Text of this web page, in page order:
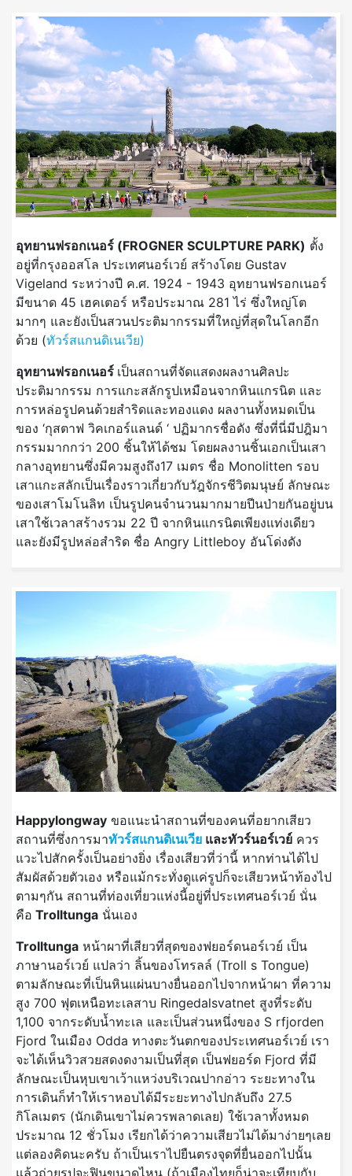
อุทยานฟรอกเนอร์ (FROGNER SCULPTURE PARK) ตั้ง
อยู่ที่กรุงออสโล ประเทศนอร์เวย์ สร้างโดย Gustav
Vigeland ระหว่างปี ค.ศ. 1924 - 1943 อุทยานฟรอกเนอร์
มีขนาด 45 เฮคเตอร์ หรือประมาณ 281 ไร่ ซึ่งใหญ่โต
มากๆ และยังเป็นสวนประติมากรรมที่ใหญ่ที่สุดในโลกอีก
ด้วย (ทัวร์สแกนดิเนเวีย)
อุทยานฟรอกเนอร์ เป็นสถานที่จัดแสดงผลงานศิลปะ
ประติมากรรม การแกะสลักรูปเหมือนจากหินแกรนิต และ
การหล่อรูปคนด้วยสำริดและทองแดง ผลงานทั้งหมดเป็น
ของ ‘กุสตาฟ วิคเกอร์แลนด์ ‘ ปฏิมากรชื่อดัง ซึ่งที่นี่มีปฎิมา
กรรมมากกว่า 200 ชิ้นให้ได้ชม โดยผลงานชิ้นเอกเป็นเสา
กลางอุทยานซึ่งมีควมสูงถึง17 เมตร ชื่อ Monolitten รอบ
เสาแกะสลักเป็นเรื่องราวเกี่ยวกับวัฎจักรชีวิตมนุษย์ ลักษณะ
ของเสาโมโนลิท เป็นรูปคนจำนวนมากมายปีนป่ายกันอยู่บน
เสาใช้เวลาสร้างรวม 22 ปี จากหินแกรนิตเพียงแท่งเดียว
และยังมีรูปหล่อสำริด ชื่อ Angry Littleboy อันโด่งดัง
Happylongway ขอแนะนำสถานที่ของคนที่อยากเสียว
สถานที่ซึ่งการมาทัวร์สแกนดิเนเวีย และทัวร์นอร์เวย์ ควร
แวะไปสักครั้งเป็นอย่างยิ่ง เรื่องเสียวที่ว่านี้ หากท่านได้ไป
สัมผัสด้วยตัวเอง หรือแม้กระทั่งดูแค่รูปก็จะเสียวหน้าท้องไป
ตามๆกัน สถานที่ท่องเที่ยวแห่งนี้อยู่ที่ประเทศนอร์เวย์ นั่น
คือ Trolltunga นั่นเอง
Trolltunga หน้าผาที่เสียวที่สุดของฟยอร์ดนอร์เวย์ เป็น
ภาษานอร์เวย์ แปลว่า ลิ้นของโทรลล์ (Troll s Tongue)
ตามลักษณะที่เป็นหินแผ่นบางยื่นออกไปจากหน้าผา ที่ความ
สูง 700 ฟุตเหนือทะเลสาบ Ringedalsvatnet สูงที่ระดับ
1,100 จากระดับน้ำทะเล และเป็นส่วนหนึ่งของ S rfjorden
Fjord ในเมือง Odda ทางตะวันตกของประเทศนอร์เวย์ เรา
จะได้เห็นวิวสวยสดงดงามเป็นที่สุด เป็นฟยอร์ด Fjord ที่มี
ลักษณะเป็นหุบเขาเว้าแหว่งบริเวณปากอ่าว ระยะทางใน
การเดินก็ทำให้เราหอบได้มีระยะทางไปกลับถึง 27.5
กิโลเมตร (นักเดินเขาไม่ควรพลาดเลย) ใช้เวลาทั้งหมด
ประมาณ 12 ชั่วโมง เรียกได้ว่าความเสียวไม่ได้มาง่ายๆเลย
แต่ลองคิดนะครับ ถ้าเป็นเราไปยืนตรงจุดที่ยื่นออกไปนั้น